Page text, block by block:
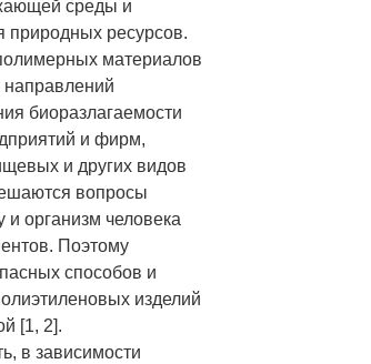
среды и
природных ресурсов.
материалов
биоразлагаемости
и фирм,
и других видов
вопросы
организм человека
Поэтому
способов и
изделий
[1, 2].
в зависимости